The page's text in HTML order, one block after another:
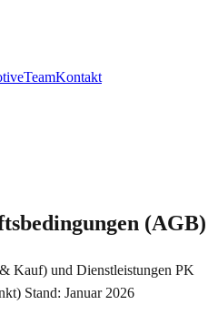
TeamKontakt
(AGB)
Kauf) und Dienstleistungen PK
Stand: Januar 2026